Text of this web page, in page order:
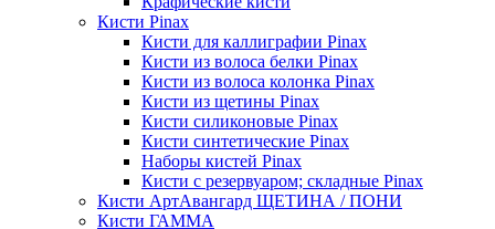
Кисти Pinax
Кисти для каллиграфии Pinax
Кисти из волоса белки Pinax
Кисти из волоса колонка Pinax
Кисти из щетины Pinax
Кисти силиконовые Pinax
Кисти синтетические Pinax
Наборы кистей Pinax
Кисти с резервуаром; складные Pinax
Кисти АртАвангард ЩЕТИНА / ПОНИ
Кисти ГАММА